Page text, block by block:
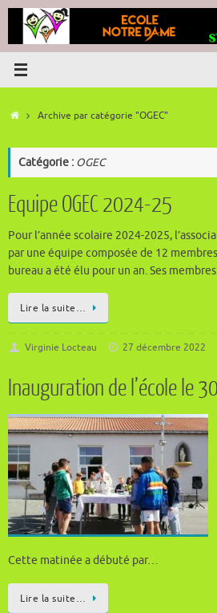
Passer
contenu
AccueilArchive par catégorie "OGEC"
Catégorie : OGEC
Equipe OGEC 2024-25
Pour l’année scolaire 2024-2025,
par une équipe composée de 12
bureau a été élu pour un an. Ses
Lire la suite…
Virginie Locteau 27 décembre 2022
Inauguration de l’école le
Cette matinée a débuté par…
Lire la suite…